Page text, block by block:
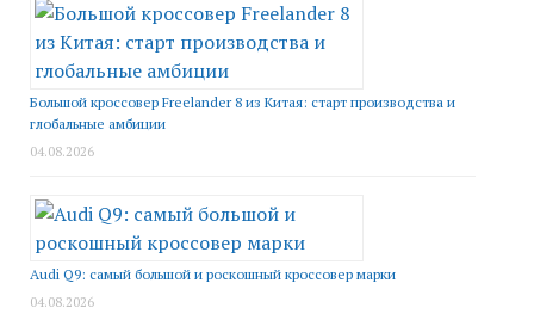
Большой кроссовер Freelander 8 из Китая: старт производства и
глобальные амбиции
04.08.2026
Audi Q9: самый большой и роскошный кроссовер марки
04.08.2026